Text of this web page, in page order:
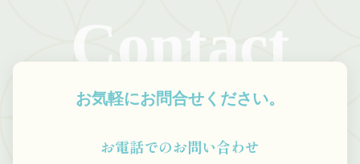
Contact
お気軽にお問合せください。
お電話でのお問い合わせ